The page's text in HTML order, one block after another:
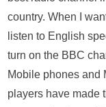
country. When I
listen to English
turn on the BBC
Mobile phones and
players have made